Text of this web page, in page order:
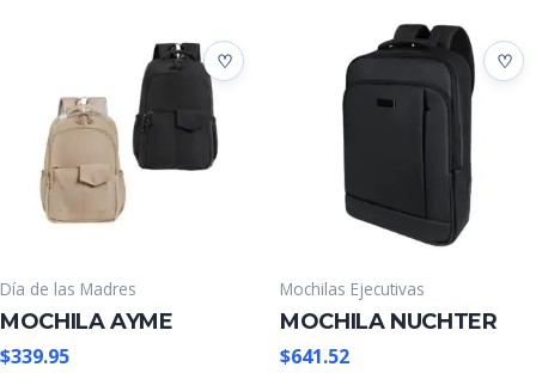
Día de las Madres
MOCHILA AYME
$339.95
Mochilas Ejecutivas
MOCHILA NUCHTER
$641.52